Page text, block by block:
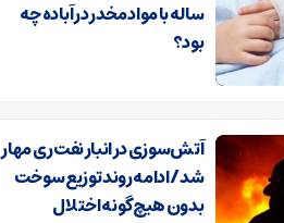
ساله با مواد مخدر در آباده چه
بود؟
آتش‌سوزی در انبار نفت ری مهار
شد/ ادامه روند توزیع سوخت
بدون هیچ‌گونه اختلال